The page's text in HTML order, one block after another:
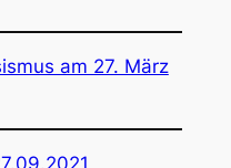
am 27. März